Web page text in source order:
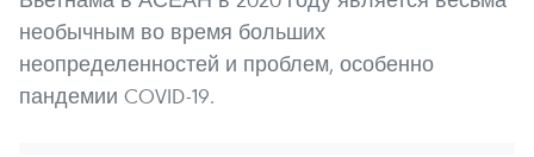
необычным во время больших
неопределенностей и проблем, особенно
пандемии COVID-19.